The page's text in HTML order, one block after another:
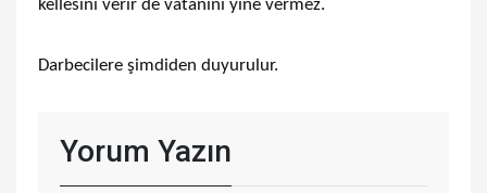
kellesini verir de vatanını yine vermez.
Darbecilere şimdiden duyurulur.
Yorum Yazın